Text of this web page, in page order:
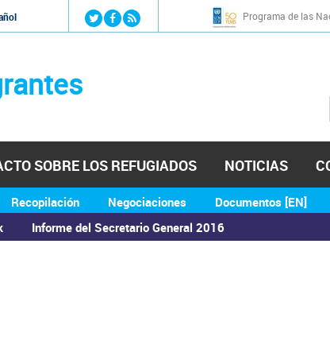
Jump to navigation Programa de las
Informe del Secretario General 2016
Recopilación Negociaciones Documentos [EN]
SOBRE LOS REFUGIADOS NOTICIAS